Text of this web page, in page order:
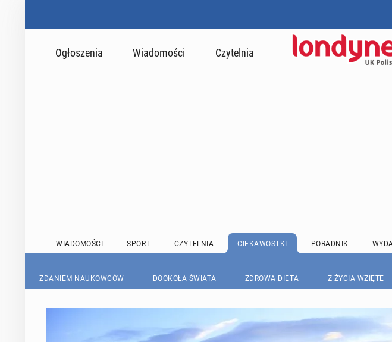
Ogłoszenia Wiadomości Czytelnia
WIADOMOŚCI SPORT CZYTELNIA CIEKAWOSTKI PORADNIK
ZDANIEM NAUKOWCÓW DOOKOŁA ŚWIATA ZDROWA DIETA Z ŻYCIA WZIĘTE